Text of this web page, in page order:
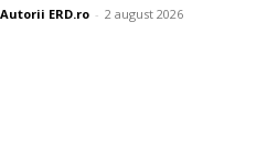
Autorii ERD.ro - 2 august 2026